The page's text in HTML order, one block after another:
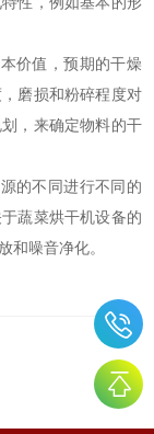
价值，预期的干燥
磨损和粉碎程度对
，来确定物料的干
的不同进行不同的
蔬菜烘干机设备的
和噪音净化。